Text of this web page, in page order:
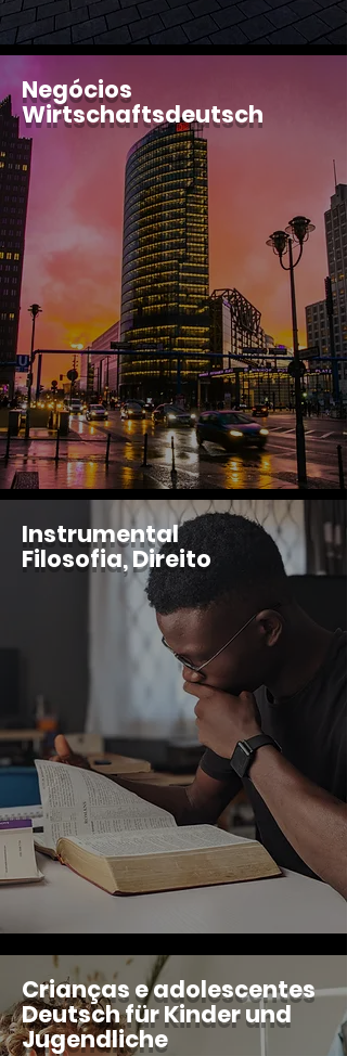
Negócios
Wirtschaftsdeutsch
Instrumental
Filosofia, Direito
Crianças e adolescentes
Deutsch für Kinder und
Jugendliche